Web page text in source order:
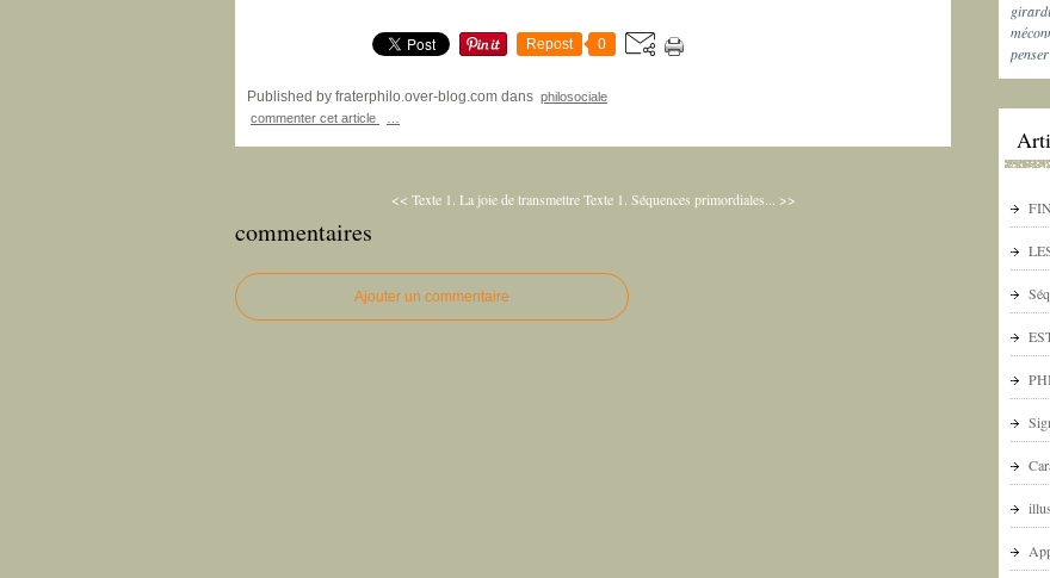
Repost 0
Published by fraterphilo.over-blog.com dans philosociale
commenter cet article
<< Texte 1. La joie de transmettre Texte 1. Séquences primordiales... >>
commentaires
Ajouter un commentaire